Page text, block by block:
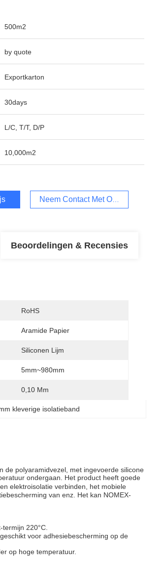
500m2
by quote
Exportkarton
30days
L/C, T/T, D/P
10,000m2
Neem Contact Met Ons Op
Beoordelingen & Recensies
RoHS
Aramide Papier
Siliconen Lijm
5mm~980mm
0,10 Mm
kleverige isolatieband
de polyaramidvezel, met ingevoerde silicone
ondergaan. Het product heeft goede
elektroisolatie verbinden, het mobiele
van enz. Het kan NOMEX-
220°C.
voor adhesiebescherming op de
op hoge temperatuur.